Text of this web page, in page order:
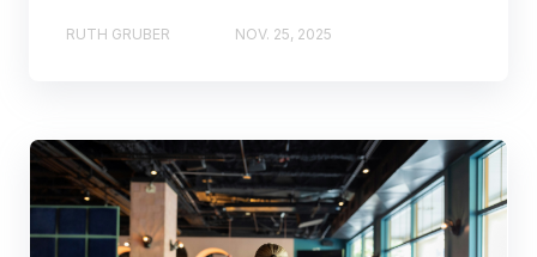
RUTH GRUBER NOV. 25, 2025